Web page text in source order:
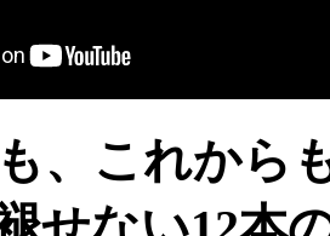
、これから